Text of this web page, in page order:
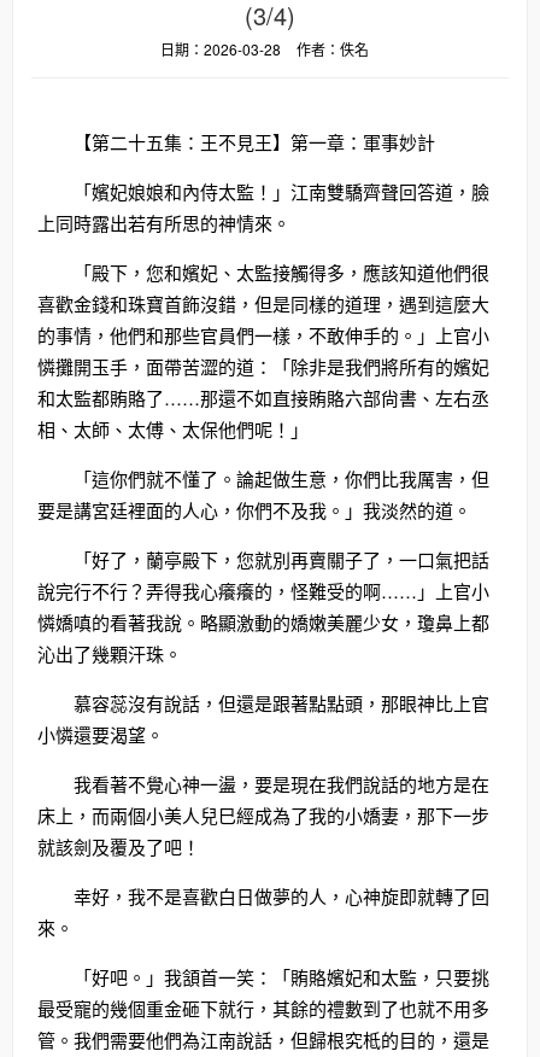
(3/4)
日期：2026-03-28 作者：佚名
【第二十五集：王不見王】第一章：軍事妙計
「嬪妃娘娘和內侍太監！」江南雙驕齊聲回答道，臉
上同時露出若有所思的神情來。
「殿下，您和嬪妃、太監接觸得多，應該知道他們很
喜歡金錢和珠寶首飾沒錯，但是同樣的道理，遇到這麼大
的事情，他們和那些官員們一樣，不敢伸手的。」上官小
憐攤開玉手，面帶苦澀的道：「除非是我們將所有的嬪妃
和太監都賄賂了……那還不如直接賄賂六部尙書、左右丞
相、太師、太傅、太保他們呢！」
「這你們就不懂了。論起做生意，你們比我厲害，但
要是講宮廷裡面的人心，你們不及我。」我淡然的道。
「好了，蘭亭殿下，您就別再賣關子了，一口氣把話
說完行不行？弄得我心癢癢的，怪難受的啊……」上官小
憐嬌嗔的看著我說。略顯激動的嬌嫩美麗少女，瓊鼻上都
沁出了幾顆汗珠。
慕容蕊沒有說話，但還是跟著點點頭，那眼神比上官
小憐還要渴望。
我看著不覺心神一盪，要是現在我們說話的地方是在
床上，而兩個小美人兒巳經成為了我的小嬌妻，那下一步
就該劍及覆及了吧！
幸好，我不是喜歡白日做夢的人，心神旋即就轉了回
來。
「好吧。」我頷首一笑：「賄賂嬪妃和太監，只要挑
最受寵的幾個重金砸下就行，其餘的禮數到了也就不用多
管。我們需要他們為江南說話，但歸根究柢的目的，還是